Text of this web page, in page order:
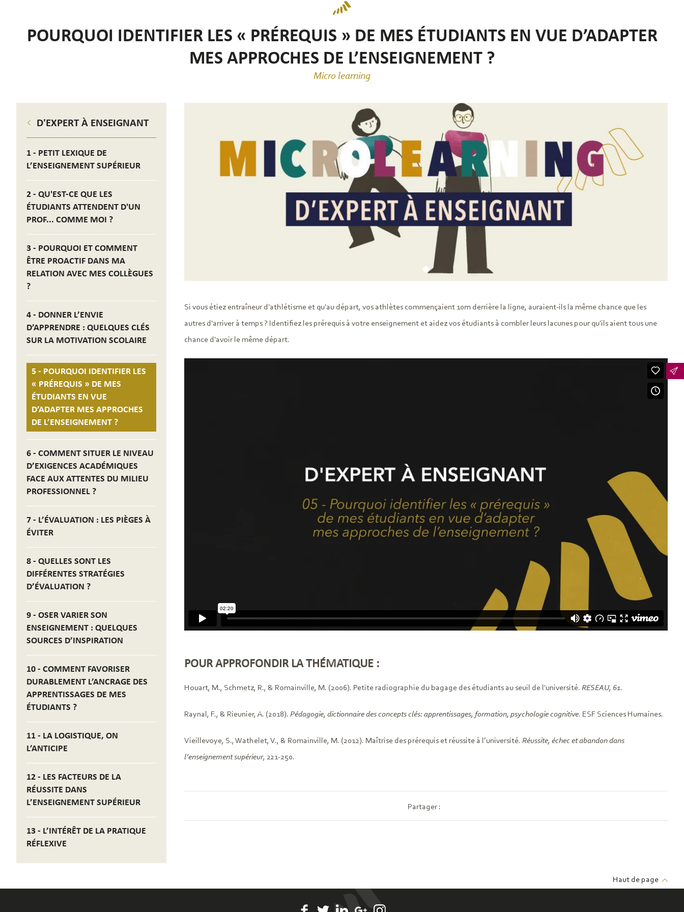
POURQUOI IDENTIFIER LES « PRÉREQUIS » DE MES ÉTUDIANTS EN VUE D’ADAPTER
MES APPROCHES DE L’ENSEIGNEMENT ?
Micro learning
D'EXPERT À ENSEIGNANT
1 - PETIT LEXIQUE DE
L’ENSEIGNEMENT SUPÉRIEUR
2 - QU'EST-CE QUE LES
ÉTUDIANTS ATTENDENT D'UN
PROF... COMME MOI ?
3 - POURQUOI ET COMMENT
ÊTRE PROACTIF DANS MA
RELATION AVEC MES COLLÈGUES
?
4 - DONNER L’ENVIE
D’APPRENDRE : QUELQUES CLÉS
SUR LA MOTIVATION SCOLAIRE
5 - POURQUOI IDENTIFIER LES
« PRÉREQUIS » DE MES
ÉTUDIANTS EN VUE
D’ADAPTER MES APPROCHES
DE L’ENSEIGNEMENT ?
6 - COMMENT SITUER LE NIVEAU
D’EXIGENCES ACADÉMIQUES
FACE AUX ATTENTES DU MILIEU
PROFESSIONNEL ?
7 - L’ÉVALUATION : LES PIÈGES À
ÉVITER
8 - QUELLES SONT LES
DIFFÉRENTES STRATÉGIES
D’ÉVALUATION ?
9 - OSER VARIER SON
ENSEIGNEMENT : QUELQUES
SOURCES D’INSPIRATION
10 - COMMENT FAVORISER
DURABLEMENT L’ANCRAGE DES
APPRENTISSAGES DE MES
ÉTUDIANTS ?
11 - LA LOGISTIQUE, ON
L’ANTICIPE
12 - LES FACTEURS DE LA
RÉUSSITE DANS
L’ENSEIGNEMENT SUPÉRIEUR
13 - L’INTÉRÊT DE LA PRATIQUE
RÉFLEXIVE
Si vous étiez entraîneur d'athlétisme et qu'au départ, vos athlètes commençaient 10m derrière la ligne, auraient-ils la même chance que les
autres d'arriver à temps ? Identifiez les prérequis à votre enseignement et aidez vos étudiants à combler leurs lacunes pour qu'ils aient tous une
chance d'avoir le même départ.
POUR APPROFONDIR LA THÉMATIQUE :
Houart, M., Schmetz, R., & Romainville, M. (2006). Petite radiographie du bagage des étudiants au seuil de l'université. RESEAU, 61.
Raynal, F., & Rieunier, A. (2018). Pédagogie, dictionnaire des concepts clés: apprentissages, formation, psychologie cognitive. ESF Sciences Humaines.
Vieillevoye, S., Wathelet, V., & Romainville, M. (2012). Maîtrise des prérequis et réussite à l’université. Réussite, échec et abandon dans
l’enseignement supérieur, 221-250.
Partager :
Haut de page